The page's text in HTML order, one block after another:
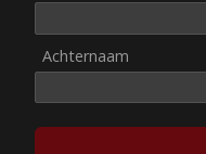
Achternaam